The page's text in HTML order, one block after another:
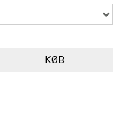
KØB